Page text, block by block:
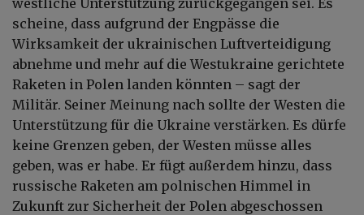
scheine, dass aufgrund der Engpässe die
Wirksamkeit der ukrainischen Luftverteidigung
abnehme und mehr auf die Westukraine gerichtete
Raketen in Polen landen könnten – sagt der
Militär. Seiner Meinung nach sollte der Westen die
Unterstützung für die Ukraine verstärken. Es dürfe
keine Grenzen geben, der Westen müsse alles
geben, was er habe. Er fügt außerdem hinzu, dass
russische Raketen am polnischen Himmel in
Zukunft zur Sicherheit der Polen abgeschossen